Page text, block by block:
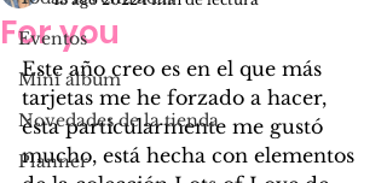
Eventos
Mini álbum
Novedades de la tienda
Planner
For you
Este año creo es en el que más
tarjetas me he forzado a hacer,
ésta particularmente me gustó
mucho, está hecha con elementos